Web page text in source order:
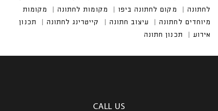
CALL US